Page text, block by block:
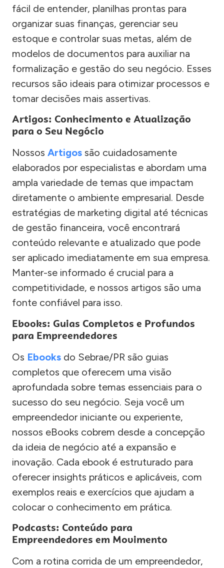
fácil de entender, planilhas prontas para
organizar suas finanças, gerenciar seu
estoque e controlar suas metas, além de
modelos de documentos para auxiliar na
formalização e gestão do seu negócio. Esses
recursos são ideais para otimizar processos e
tomar decisões mais assertivas.
Artigos: Conhecimento e Atualização
para o Seu Negócio
Nossos Artigos são cuidadosamente
elaborados por especialistas e abordam uma
ampla variedade de temas que impactam
diretamente o ambiente empresarial. Desde
estratégias de marketing digital até técnicas
de gestão financeira, você encontrará
conteúdo relevante e atualizado que pode
ser aplicado imediatamente em sua empresa.
Manter-se informado é crucial para a
competitividade, e nossos artigos são uma
fonte confiável para isso.
Ebooks: Guias Completos e Profundos
para Empreendedores
Os Ebooks do Sebrae/PR são guias
completos que oferecem uma visão
aprofundada sobre temas essenciais para o
sucesso do seu negócio. Seja você um
empreendedor iniciante ou experiente,
nossos eBooks cobrem desde a concepção
da ideia de negócio até a expansão e
inovação. Cada ebook é estruturado para
oferecer insights práticos e aplicáveis, com
exemplos reais e exercícios que ajudam a
colocar o conhecimento em prática.
Podcasts: Conteúdo para
Empreendedores em Movimento
Com a rotina corrida de um empreendedor,